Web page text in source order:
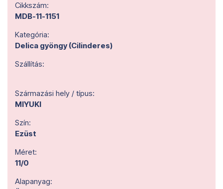
Cikkszám:
MDB-11-1151
Kategória:
Delica gyöngy (Cilinderes)
Szállítás:
Származási hely / típus:
MIYUKI
Szín:
Ezüst
Méret:
11/0
Alapanyag: